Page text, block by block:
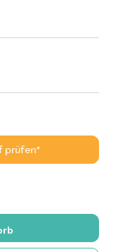
prüfen*